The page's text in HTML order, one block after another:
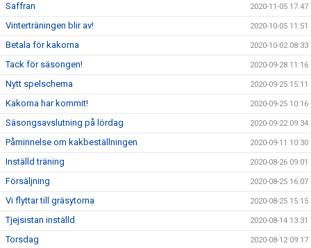
Saffran 2020-11-05 17:47
Vinterträningen blir av! 2020-10-05 11:51
Betala för kakorna 2020-10-02 08:33
Tack för säsongen! 2020-09-28 11:16
Nytt spelschema 2020-09-25 15:11
Kakorna har kommit! 2020-09-25 10:16
Säsongsavslutning på lördag 2020-09-22 09:34
Påminnelse om kakbeställningen 2020-09-11 10:30
Inställd träning 2020-08-26 09:01
Försäljning 2020-08-25 16:07
Vi flyttar till gräsytorna 2020-08-25 15:15
Tjejsistan inställd 2020-08-14 13:31
Torsdag 2020-08-12 09:17